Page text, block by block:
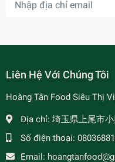
Liên Hệ Với Chúng Tôi
Hoàng Tân Food Siêu Thị
Địa chỉ: 埼玉県上尾市
Số điện thoại:
Email: